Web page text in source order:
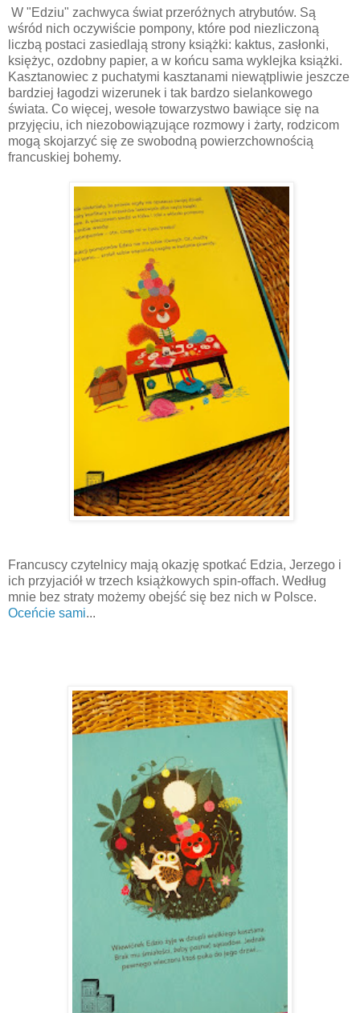
W "Edziu" zachwyca świat przeróżnych atrybutów. Są
wśród nich oczywiście pompony, które pod niezliczoną
liczbą postaci zasiedlają strony książki: kaktus, zasłonki,
księżyc, ozdobny papier, a w końcu sama wyklejka książki.
Kasztanowiec z puchatymi kasztanami niewątpliwie jeszcze
bardziej łagodzi wizerunek i tak bardzo sielankowego
świata. Co więcej, wesołe towarzystwo bawiące się na
przyjęciu, ich niezobowiązujące rozmowy i żarty, rodzicom
mogą skojarzyć się ze swobodną powierzchownością
francuskiej bohemy.
Francuscy czytelnicy mają okazję spotkać Edzia, Jerzego i
ich przyjaciół w trzech książkowych spin-offach. Według
mnie bez straty możemy obejść się bez nich w Polsce.
Oceńcie sami...